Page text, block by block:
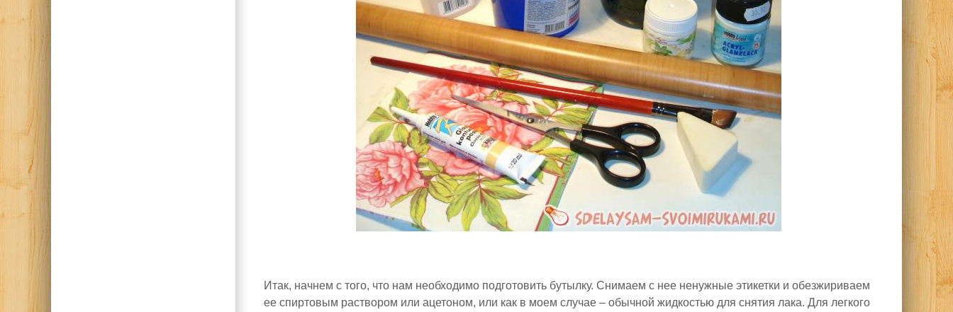
Итак, начнем с того, что нам необходимо подготовить бутылку. Снимаем с нее ненужные этикетки и обезжириваем
ее спиртовым раствором или ацетоном, или как в моем случае – обычной жидкостью для снятия лака. Для легкого